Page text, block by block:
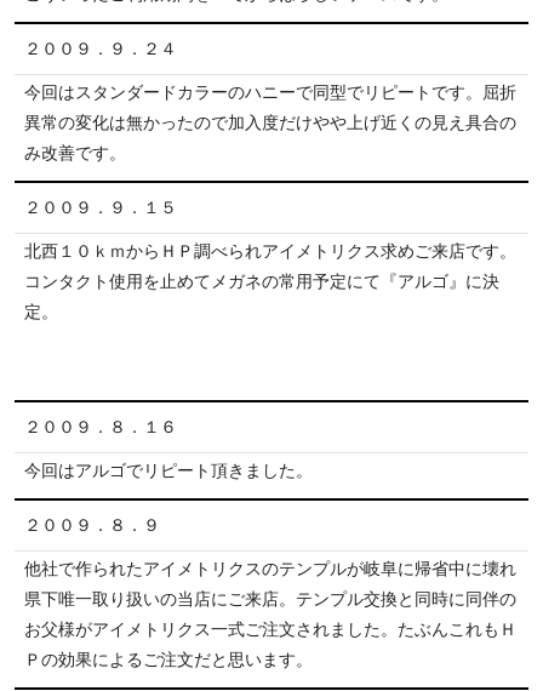
２００９．９．２４
今回はスタンダードカラーのハニーで同型でリピートです。屈折
異常の変化は無かったので加入度だけやや上げ近くの見え具合の
み改善です。
２００９．９．１５
北西１０ｋｍからＨＰ調べられアイメトリクス求めご来店です。
コンタクト使用を止めてメガネの常用予定にて『アルゴ』に決
定。
２００９．８．１６
今回はアルゴでリピート頂きました。
２００９．８．９
他社で作られたアイメトリクスのテンプルが岐阜に帰省中に壊れ
県下唯一取り扱いの当店にご来店。テンプル交換と同時に同伴の
お父様がアイメトリクス一式ご注文されました。たぶんこれもＨ
Ｐの効果によるご注文だと思います。